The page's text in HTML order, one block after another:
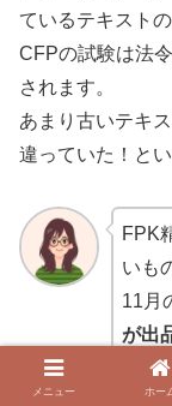
ているテキストの
CFPの試験は法
されます。
あまり古いテキ
違っていた！と
FPK
いも
11月
が出
メニュー ホー